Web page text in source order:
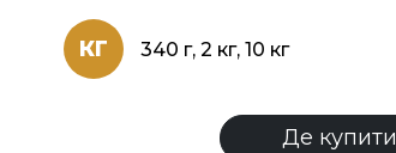
КГ 340 г, 2 кг, 10 кг
Де купити